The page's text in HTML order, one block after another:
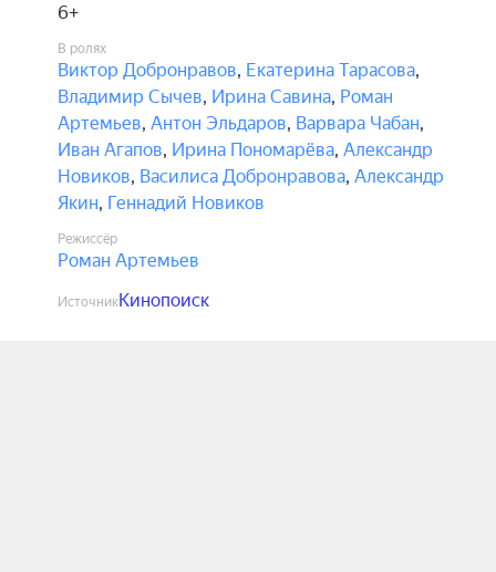
6+
В ролях
Виктор Добронравов, Екатерина Тарасова,
Владимир Сычев, Ирина Савина, Роман
Артемьев, Антон Эльдаров, Варвара Чабан,
Иван Агапов, Ирина Пономарёва, Александр
Новиков, Василиса Добронравова, Александр
Якин, Геннадий Новиков
Режиссёр
Роман Артемьев
ИсточникКинопоиск